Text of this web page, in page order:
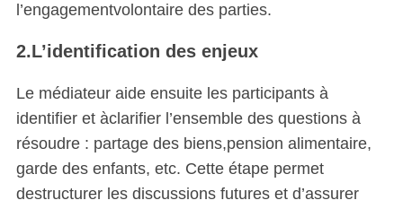
l’engagementvolontaire des parties.
2.L’identification des enjeux
Le médiateur aide ensuite les participants à
identifier et àclarifier l’ensemble des questions à
résoudre : partage des biens,pension alimentaire,
garde des enfants, etc. Cette étape permet
destructurer les discussions futures et d’assurer